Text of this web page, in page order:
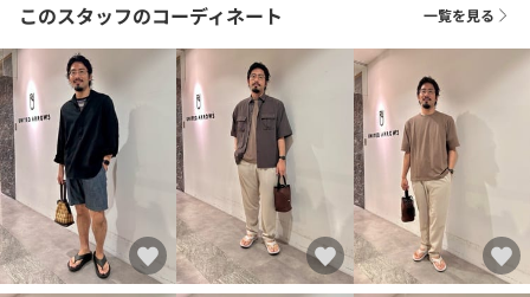
このスタッフのコーディネート 一覧を見る